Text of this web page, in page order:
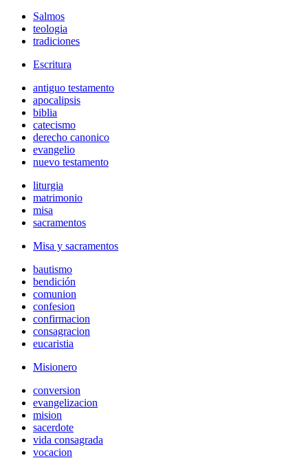
Salmos
teologia
tradiciones
Escritura
antiguo testamento
apocalipsis
biblia
catecismo
derecho canonico
evangelio
nuevo testamento
liturgia
matrimonio
misa
sacramentos
Misa y sacramentos
bautismo
bendición
comunion
confesion
confirmacion
consagracion
eucaristia
Misionero
conversion
evangelizacion
mision
sacerdote
vida consagrada
vocacion